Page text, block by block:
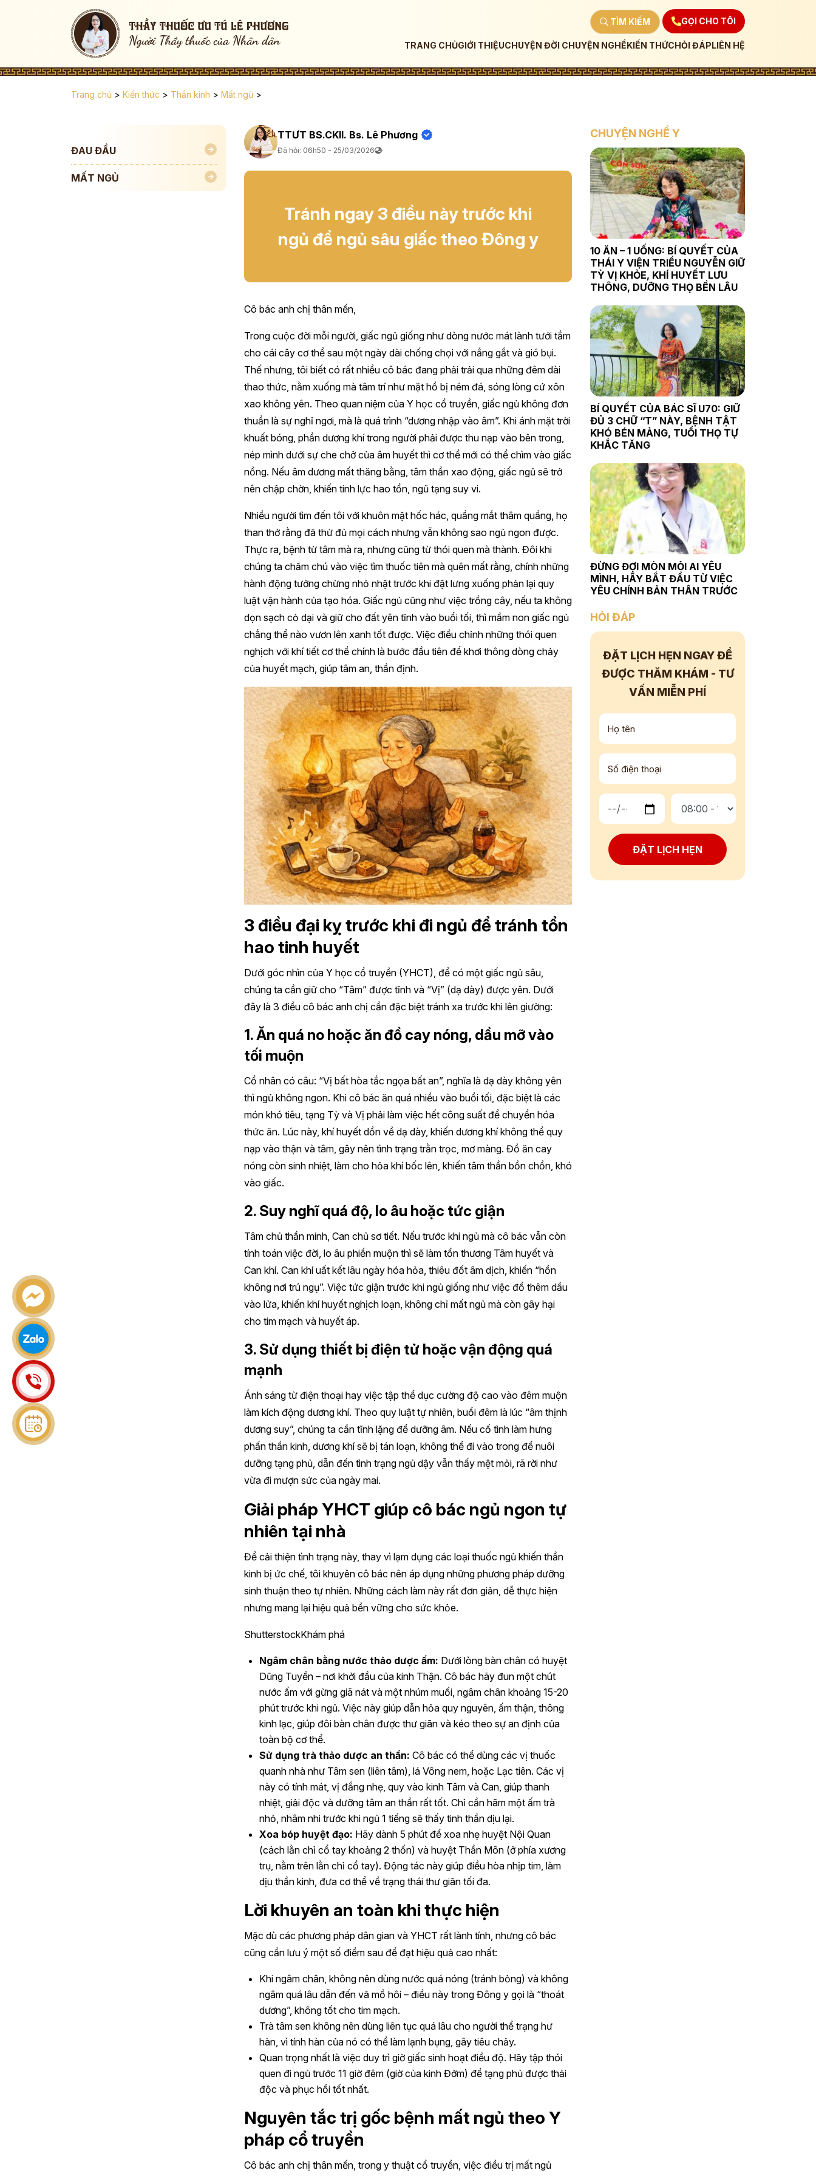
TÌM KIẾM GỌI CHO TÔI
TRANG CHỦGIỚI THIỆUCHUYỆN ĐỜI CHUYỆN NGHỀKIẾN THỨCHỎI ĐÁPLIÊN HỆ
Trang chủ > Kiến thức > Thần kinh > Mất ngủ >
ĐAU ĐẦU
MẤT NGỦ
TTƯT BS.CKII. Bs. Lê Phương
Đã hỏi: 06h50 - 25/03/2026
Tránh ngay 3 điều này trước khi
ngủ để ngủ sâu giấc theo Đông y
Cô bác anh chị thân mến,
Trong cuộc đời mỗi người, giấc ngủ giống như dòng nước mát lành tưới tắm
cho cái cây cơ thể sau một ngày dài chống chọi với nắng gắt và gió bụi.
Thế nhưng, tôi biết có rất nhiều cô bác đang phải trải qua những đêm dài
thao thức, nằm xuống mà tâm trí như mặt hồ bị ném đá, sóng lòng cứ xôn
xao không yên. Theo quan niệm của Y học cổ truyền, giấc ngủ không đơn
thuần là sự nghỉ ngơi, mà là quá trình “dương nhập vào âm”. Khi ánh mặt trời
khuất bóng, phần dương khí trong người phải được thu nạp vào bên trong,
nép mình dưới sự che chở của âm huyết thì cơ thể mới có thể chìm vào giấc
nồng. Nếu âm dương mất thăng bằng, tâm thần xao động, giấc ngủ sẽ trở
nên chập chờn, khiến tinh lực hao tổn, ngũ tạng suy vi.
Nhiều người tìm đến tôi với khuôn mặt hốc hác, quầng mắt thâm quầng, họ
than thở rằng đã thử đủ mọi cách nhưng vẫn không sao ngủ ngon được.
Thực ra, bệnh từ tâm mà ra, nhưng cũng từ thói quen mà thành. Đôi khi
chúng ta chăm chú vào việc tìm thuốc tiên mà quên mất rằng, chính những
hành động tưởng chừng nhỏ nhặt trước khi đặt lưng xuống phản lại quy
luật vận hành của tạo hóa. Giấc ngủ cũng như việc trồng cây, nếu ta không
dọn sạch cỏ dại và giữ cho đất yên tĩnh vào buổi tối, thì mầm non giấc ngủ
chẳng thể nào vươn lên xanh tốt được. Việc điều chỉnh những thói quen
nghịch với khí tiết cơ thể chính là bước đầu tiên để khơi thông dòng chảy
của huyết mạch, giúp tâm an, thần định.
3 điều đại kỵ trước khi đi ngủ để tránh tổn
hao tinh huyết
Dưới góc nhìn của Y học cổ truyền (YHCT), để có một giấc ngủ sâu,
chúng ta cần giữ cho “Tâm” được tĩnh và “Vị” (dạ dày) được yên. Dưới
đây là 3 điều cô bác anh chị cần đặc biệt tránh xa trước khi lên giường:
1. Ăn quá no hoặc ăn đồ cay nóng, dầu mỡ vào
tối muộn
Cổ nhân có câu: “Vị bất hòa tắc ngọa bất an”, nghĩa là dạ dày không yên
thì ngủ không ngon. Khi cô bác ăn quá nhiều vào buổi tối, đặc biệt là các
món khó tiêu, tạng Tỳ và Vị phải làm việc hết công suất để chuyển hóa
thức ăn. Lúc này, khí huyết dồn về dạ dày, khiến dương khí không thể quy
nạp vào thận và tâm, gây nên tình trạng trằn trọc, mơ màng. Đồ ăn cay
nóng còn sinh nhiệt, làm cho hỏa khí bốc lên, khiến tâm thần bồn chồn, khó
vào giấc.
2. Suy nghĩ quá độ, lo âu hoặc tức giận
Tâm chủ thần minh, Can chủ sơ tiết. Nếu trước khi ngủ mà cô bác vẫn còn
tính toán việc đời, lo âu phiền muộn thì sẽ làm tổn thương Tâm huyết và
Can khí. Can khí uất kết lâu ngày hóa hỏa, thiêu đốt âm dịch, khiến “hồn
không nơi trú ngụ”. Việc tức giận trước khi ngủ giống như việc đổ thêm dầu
vào lửa, khiến khí huyết nghịch loạn, không chỉ mất ngủ mà còn gây hại
cho tim mạch và huyết áp.
3. Sử dụng thiết bị điện tử hoặc vận động quá
mạnh
Ánh sáng từ điện thoại hay việc tập thể dục cường độ cao vào đêm muộn
làm kích động dương khí. Theo quy luật tự nhiên, buổi đêm là lúc “âm thịnh
dương suy”, chúng ta cần tĩnh lặng để dưỡng âm. Nếu cố tình làm hưng
phấn thần kinh, dương khí sẽ bị tán loạn, không thể đi vào trong để nuôi
dưỡng tạng phủ, dẫn đến tình trạng ngủ dậy vẫn thấy mệt mỏi, rã rời như
vừa đi mượn sức của ngày mai.
Giải pháp YHCT giúp cô bác ngủ ngon tự
nhiên tại nhà
Để cải thiện tình trạng này, thay vì lạm dụng các loại thuốc ngủ khiến thần
kinh bị ức chế, tôi khuyên cô bác nên áp dụng những phương pháp dưỡng
sinh thuận theo tự nhiên. Những cách làm này rất đơn giản, dễ thực hiện
nhưng mang lại hiệu quả bền vững cho sức khỏe.
ShutterstockKhám phá
Ngâm chân bằng nước thảo dược ấm: Dưới lòng bàn chân có huyệt
Dũng Tuyền – nơi khởi đầu của kinh Thận. Cô bác hãy đun một chút
nước ấm với gừng giã nát và một nhúm muối, ngâm chân khoảng 15-20
phút trước khi ngủ. Việc này giúp dẫn hỏa quy nguyên, ấm thận, thông
kinh lạc, giúp đôi bàn chân được thư giãn và kéo theo sự an định của
toàn bộ cơ thể.
Sử dụng trà thảo dược an thần: Cô bác có thể dùng các vị thuốc
quanh nhà như Tâm sen (liên tâm), lá Vông nem, hoặc Lạc tiên. Các vị
này có tính mát, vị đắng nhẹ, quy vào kinh Tâm và Can, giúp thanh
nhiệt, giải độc và dưỡng tâm an thần rất tốt. Chỉ cần hãm một ấm trà
nhỏ, nhâm nhi trước khi ngủ 1 tiếng sẽ thấy tinh thần dịu lại.
Xoa bóp huyệt đạo: Hãy dành 5 phút để xoa nhẹ huyệt Nội Quan
(cách lằn chỉ cổ tay khoảng 2 thốn) và huyệt Thần Môn (ở phía xương
trụ, nằm trên lằn chỉ cổ tay). Động tác này giúp điều hòa nhịp tim, làm
dịu thần kinh, đưa cơ thể về trạng thái thư giãn tối đa.
Lời khuyên an toàn khi thực hiện
Mặc dù các phương pháp dân gian và YHCT rất lành tính, nhưng cô bác
cũng cần lưu ý một số điểm sau để đạt hiệu quả cao nhất:
Khi ngâm chân, không nên dùng nước quá nóng (tránh bỏng) và không
ngâm quá lâu dẫn đến vã mồ hôi – điều này trong Đông y gọi là “thoát
dương”, không tốt cho tim mạch.
Trà tâm sen không nên dùng liên tục quá lâu cho người thể trạng hư
hàn, vì tính hàn của nó có thể làm lạnh bụng, gây tiêu chảy.
Quan trọng nhất là việc duy trì giờ giấc sinh hoạt điều độ. Hãy tập thói
quen đi ngủ trước 11 giờ đêm (giờ của kinh Đởm) để tạng phủ được thải
độc và phục hồi tốt nhất.
Nguyên tắc trị gốc bệnh mất ngủ theo Y
pháp cổ truyền
Cô bác anh chị thân mến, trong y thuật cổ truyền, việc điều trị mất ngủ
CHUYỆN NGHỀ Y
10 ĂN – 1 UỐNG: BÍ QUYẾT CỦA
THÁI Y VIỆN TRIỀU NGUYỄN GIỮ
TỲ VỊ KHỎE, KHÍ HUYẾT LƯU
THÔNG, DƯỠNG THỌ BỀN LÂU
BÍ QUYẾT CỦA BÁC SĨ U70: GIỮ
ĐỦ 3 CHỮ “T” NÀY, BỆNH TẬT
KHÓ BÉN MẢNG, TUỔI THỌ TỰ
KHẮC TĂNG
ĐỪNG ĐỢI MÒN MỎI AI YÊU
MÌNH, HÃY BẮT ĐẦU TỪ VIỆC
YÊU CHÍNH BẢN THÂN TRƯỚC
HỎI ĐÁP
ĐẶT LỊCH HẸN NGAYĐỂ
ĐƯỢC THĂM KHÁM - TƯ
VẤN MIỄN PHÍ
ĐẶT LỊCH HẸN